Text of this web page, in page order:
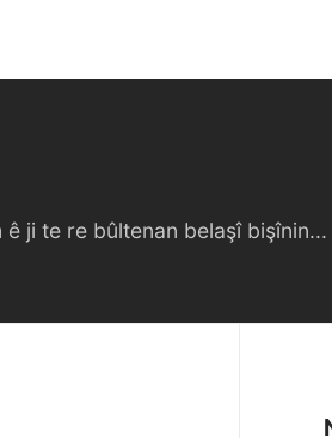
ji te re bûltenan belaşî bişînin...